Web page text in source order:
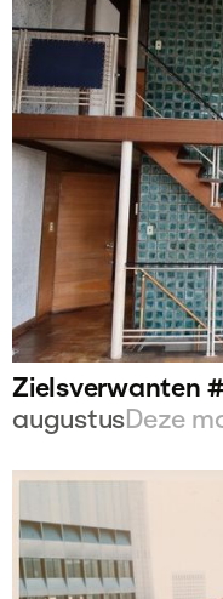
Zielsverwanten
augustusDeze